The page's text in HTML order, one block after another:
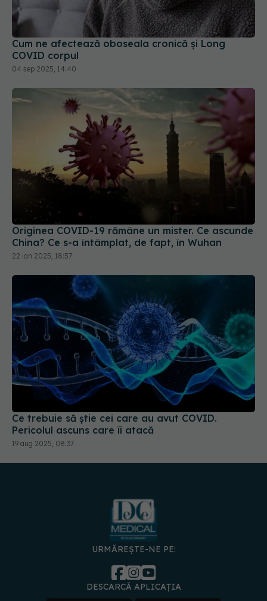
Cum ne afectează oboseala cronică și Long
COVID corpul
Originea COVID-19 rămâne un mister. Ce ascunde
China? Ce s-a întâmplat, de fapt, în Wuhan
22 ian 2025, 18:57
Ce trebuie să știe cei care au avut COVID.
Pericolul ascuns care îi atacă
19 aug 2025, 08:37
URMĂREȘTE-NE PE:
DESCARCĂ APLICAȚIA